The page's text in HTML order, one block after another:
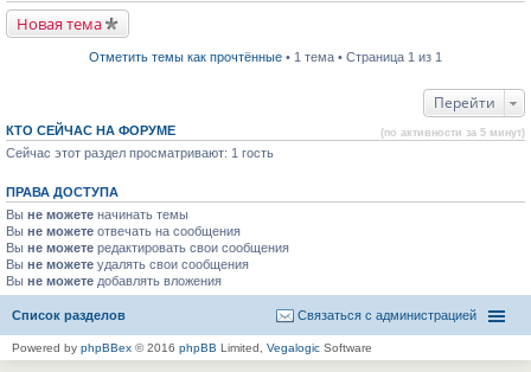
т
а
н
о
о
б
н
ю
п
р
о
н
о
м
о
о
щ
е
н
и
ю
р
в
о
р
о
ч
а
н
н
о
м
у
с
о
б
щ
е
Новая тема
Отметить темы как прочтённые • 1 тема • Страница 1 из 1
Перейти
КТО СЕЙЧАС НА ФОРУМЕ (по активности за 5 минут)
Сейчас этот раздел просматривают: 1 гость
ПРАВА ДОСТУПА
Вы не можете начинать темы
Вы не можете отвечать на сообщения
Вы не можете редактировать свои сообщения
Вы не можете удалять свои сообщения
Вы не можете добавлять вложения
Список разделов Связаться с администрацией
Powered by phpBBex © 2016 phpBB Limited, Vegalogic Software